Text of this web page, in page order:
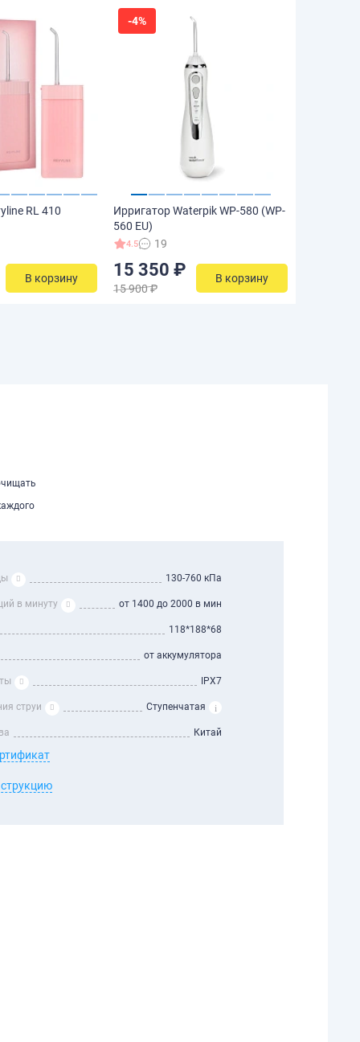
RL 410
В корзину
-4%
Ирригатор Waterpik WP-580 (WP-
560 EU)
4.5 19
15 350 ₽
15 900 ₽
В корзину
130-760 кПа
в минуту от 1400 до 2000 в мин
118*188*68
от аккумулятора
IPX7
струи Ступенчатая
Китай